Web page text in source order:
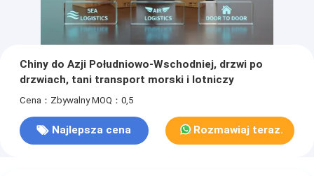
Chiny do Azji Południowo-Wschodniej, drzwi po
drzwiach, tani transport morski i lotniczy
Cena：Zbywalny MOQ：0,5
Najlepsza cena Rozmawiaj teraz.